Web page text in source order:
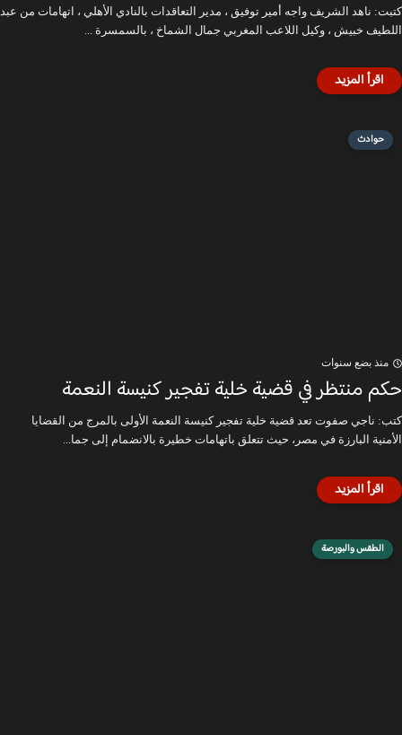
كتبت: ناهد الشريف واجه أمير توفيق ، مدير التعاقدات بالنادي الأهلي ، اتهامات من عبد
اللطيف خبيش ، وكيل اللاعب المغربي جمال الشماخ ، بالسمسرة ...
حوادث
منذ بضع سنوات
حكم منتظر في قضية خلية تفجير كنيسة النعمة
كتب: ناجي صفوت تعد قضية خلية تفجير كنيسة النعمة الأولى بالمرج من القضايا
الأمنية البارزة في مصر، حيث تتعلق باتهامات خطيرة بالانضمام إلى جما...
الطقس والبورصة